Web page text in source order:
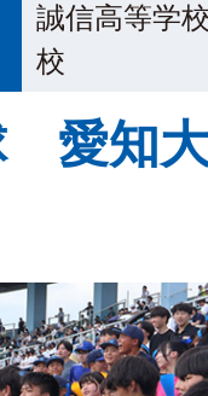
誠信高等学
校
愛知